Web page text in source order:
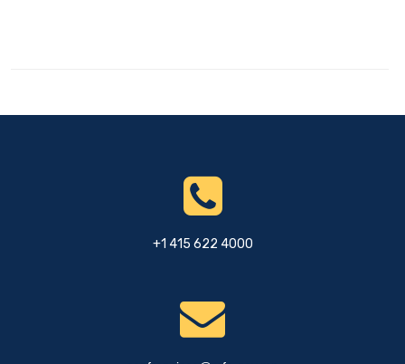
+1 415 622 4000